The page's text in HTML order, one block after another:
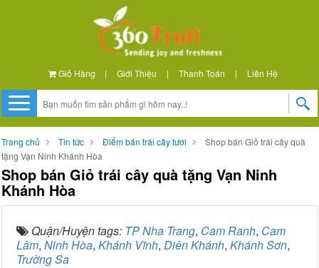
Giỏ Hàng | Giới Thiệu | Thanh Toán | Liên Hệ
Trang chủ Tin tức Điểm bán trái cây tươi
Shop bán Giỏ trái cây quà
tặng Vạn Ninh Khánh Hòa
Shop bán Giỏ trái cây quà tặng Vạn Ninh
Khánh Hòa
Quận/Huyện tags: TP Nha Trang, Cam Ranh, Cam
Lâm, Ninh Hòa, Khánh Vĩnh, Diên Khánh, Khánh Sơn,
Trường Sa